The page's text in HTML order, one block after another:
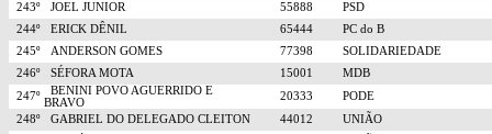
243º
JOEL JUNIOR 55888
PSD
244º
ERICK DÊNIL 65444
PC do B
245º
ANDERSON GOMES 77398
SOLIDARIEDADE
246º
SÉFORA MOTA 15001
MDB
247º
BENINI POVO AGUERRIDO E
BRAVO
20333
PODE
248º
GABRIEL DO DELEGADO CLEITON 44012
UNIÃO